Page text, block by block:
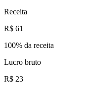
Receita
R$ 61
100% da receita
Lucro bruto
R$ 23